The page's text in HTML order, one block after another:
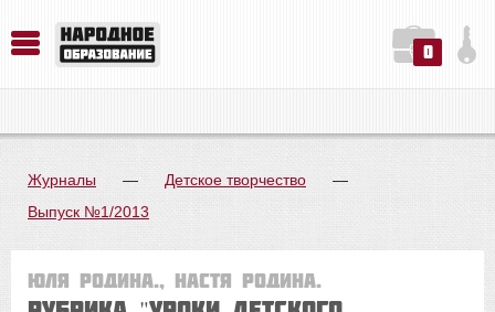
0
Журналы — Детское творчество
—
Выпуск №1/2013
Юля РОДИНА., Настя РОДИНА.